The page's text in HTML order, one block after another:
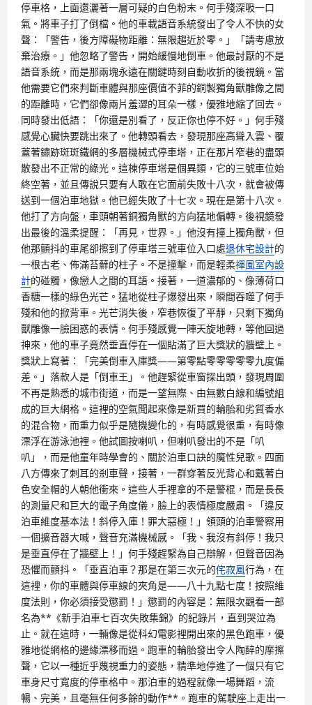
停車格，上面還灑著一層可疑的白色粉末。何手殘深吸一口
氣。將車子打了倒檔。他的車載語音系統發出了令人不快的女
聲：「警告，後方障礙物距離：無限趨近於零。」「請考慮放
棄治療。」他忽略了警告，開始緩慢地倒車。他最討厭的不是
語音系統，而是那兩塊永遠在關鍵時刻自動收折的後視鏡。當
他需要它們來判斷車體與那座價值不菲的銅製獨角獸雕像之間
的距離時，它們卻像兩片羞澀的耳朵一樣，優雅地縮了回去。
同時發出低語：「你還是別看了，反正你也停不好。」何手殘
感覺心臟快要跳出來了。他轉頭看去，發現那座高聳入雲、覆
蓋著鏽跡斑斑鐵網的多層機械式停車塔，正在那片窄巷的盡頭
散發出不正常的綠光。這棟停車塔是個異類，它的三號車位始
終空著，並且傳說只要有人敢在它面前失敗十八次，就會被傳
送到一個泊車地獄。他已經失敗了十七次。現在是第十八次。
他打了方向盤，車頭朝著銅獨角獸的方向猛地偏轉。後視鏡發
出最後的溫柔提醒：「再見，世界。」他沒有撞上獨角獸，但
他那顫抖的車尾卻擦到了停車塔三號車位入口處退休宅設計的
一根古老、佈滿苔蘚的柱子。不是撞擊，而是輕柔禪風室內設
計的碰觸，像戀人之間的耳語。接著，一道濃郁的、像薄荷口
香糖一樣的綠色光芒。猛地從柱子爆發出來，瞬間吞噬了何手
殘和他的掀背車。光芒消失後，窄巷恢復了平靜，只剩下獨角
獸雕像一臉困惑的表情。何手殘感覺一陣天旋地轉，等他回過
神來，他的車子竟然垂直停在一個貼滿了巨大獎狀的牆壁上。
獎狀上寫著：「完美倒車入庫獎——第零點零零零零零九度偏
差。」落款人是「倒車王」。他趕緊從車窗探出頭，發現周圍
不再是熟悉的城市街道，而是一望無際、由無數白線和編號組
成的巨大網格。這裡的空氣聞起來像是新買的輪胎和劣質香水
的混合物，而重力似乎是隨機變化的，有時感覺很重，有時像
漂浮在游泳池裡。他試圖按喇叭，但喇叭發出的不是「叭
叭」，而是他童年時學會的、關於泊車口訣的魔性兒歌。四面
八方傳來了刺耳的剎車聲，接著，一群穿著反光背心和戴著白
色安全帽的人朝他衝來。這些人手裡拿的不是警棍，而是長長
的測量尺和巨大的電子角度儀，臉上的表情極度嚴肅。「違反
泊車維度基本法！斜停入庫！罪大惡極！」領頭的泊車警察用
一個擴音器大喊，聲音充滿機械感。「我、我沒有斜停！我只
是垂直停在了牆壁上！」何手殘趕緊為自己辯解，但聲音因為
恐懼而顫抖。「垂直泊車？那是在第三次元的侘寂風行為，在
這裡，你的車體與停車線的夾角是——八十九點七度！按照維
度法則，你必須接受懲罰！」懲罰的內容是：無限次觀看一部
名為**《新手泊車七百次失敗集錦》的紀錄片，直到哭泣為
止。就在這時，一輛像是從科幻電影裡開出來的黑色跑車，優
雅地從網格的邊緣漂移而過。跑車的輪胎發出令人陶醉的摩擦
聲，它以一種近乎蔑視重力的姿態，精準地停進了一個只有它
車身尺寸寬度的停車格中。那泊車的過程就像一場舞蹈，流
暢、完美，且毫無任何多餘的動作**。跑車的駕駛座上走出一